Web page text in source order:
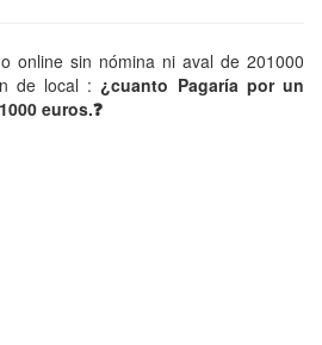
online sin nómina ni aval de 201000
de local :¿cuanto Pagaría por un
euros.❓